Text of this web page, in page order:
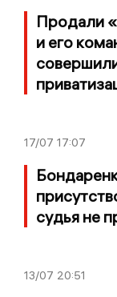
Продали
и его
17/07 17:07
судья не
13/07 20:51